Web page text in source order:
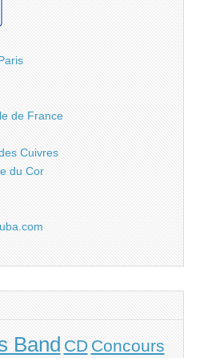
de France
Cuivres
du Cor
Band CD Concours